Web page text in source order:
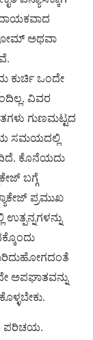
ಫೋಮ್ ಅಥವಾ
ಕುರ್ಚಿ ಒಂದೇ
ವಿವರ
ಗುಣಮಟ್ಟದ
ಸಮಯದಲ್ಲಿ
ಕೊನೆಯದು
ಬಗ್ಗೆ
ಪ್ರಮುಖ
ಅಪಘಾತವನ್ನು
ಪರಿಚಯ.